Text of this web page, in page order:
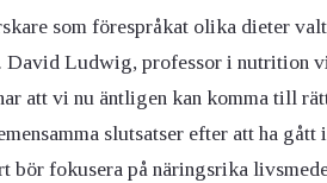
som förespråkat olika dieter
David Ludwig, professor i nutrition
att vi nu äntligen kan komma till
slutsatser efter att ha
bör fokusera på näringsrika